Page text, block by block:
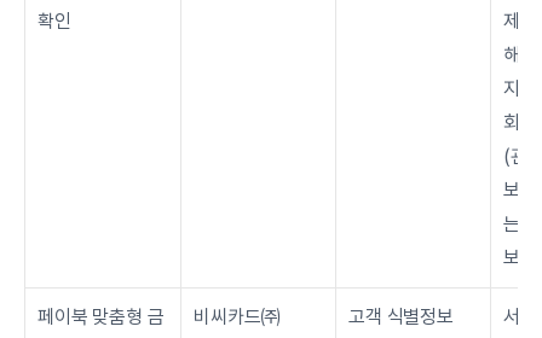
확인
제공
해당
지/
회원
(관
보존
는
보존
페이북 맞춤형 금
비씨카드㈜
고객 식별정보
서비